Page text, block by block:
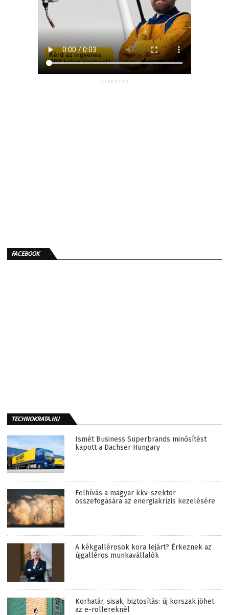
HIRDETÉS
FACEBOOK
TECHNOKRATA.HU
Ismét Business Superbrands minősítést
kapott a Dachser Hungary
Felhívás a magyar kkv-szektor
összefogására az energiakrízis kezelésére
A kékgallérosok kora lejárt? Érkeznek az
újgalléros munkavállalók
Korhatár, sisak, biztosítás: új korszak jöhet
az e-rollereknél